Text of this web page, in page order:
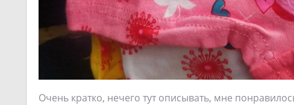
Очень кратко, нечего тут описывать, мне